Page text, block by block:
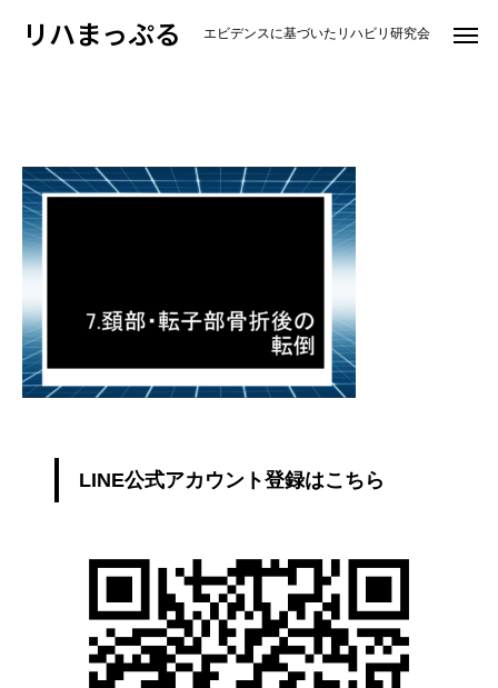
リハまっぷる エビデンスに基づいたリハビリ研究会
LINE公式アカウント登録はこちら